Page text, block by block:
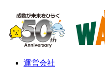
運営会社